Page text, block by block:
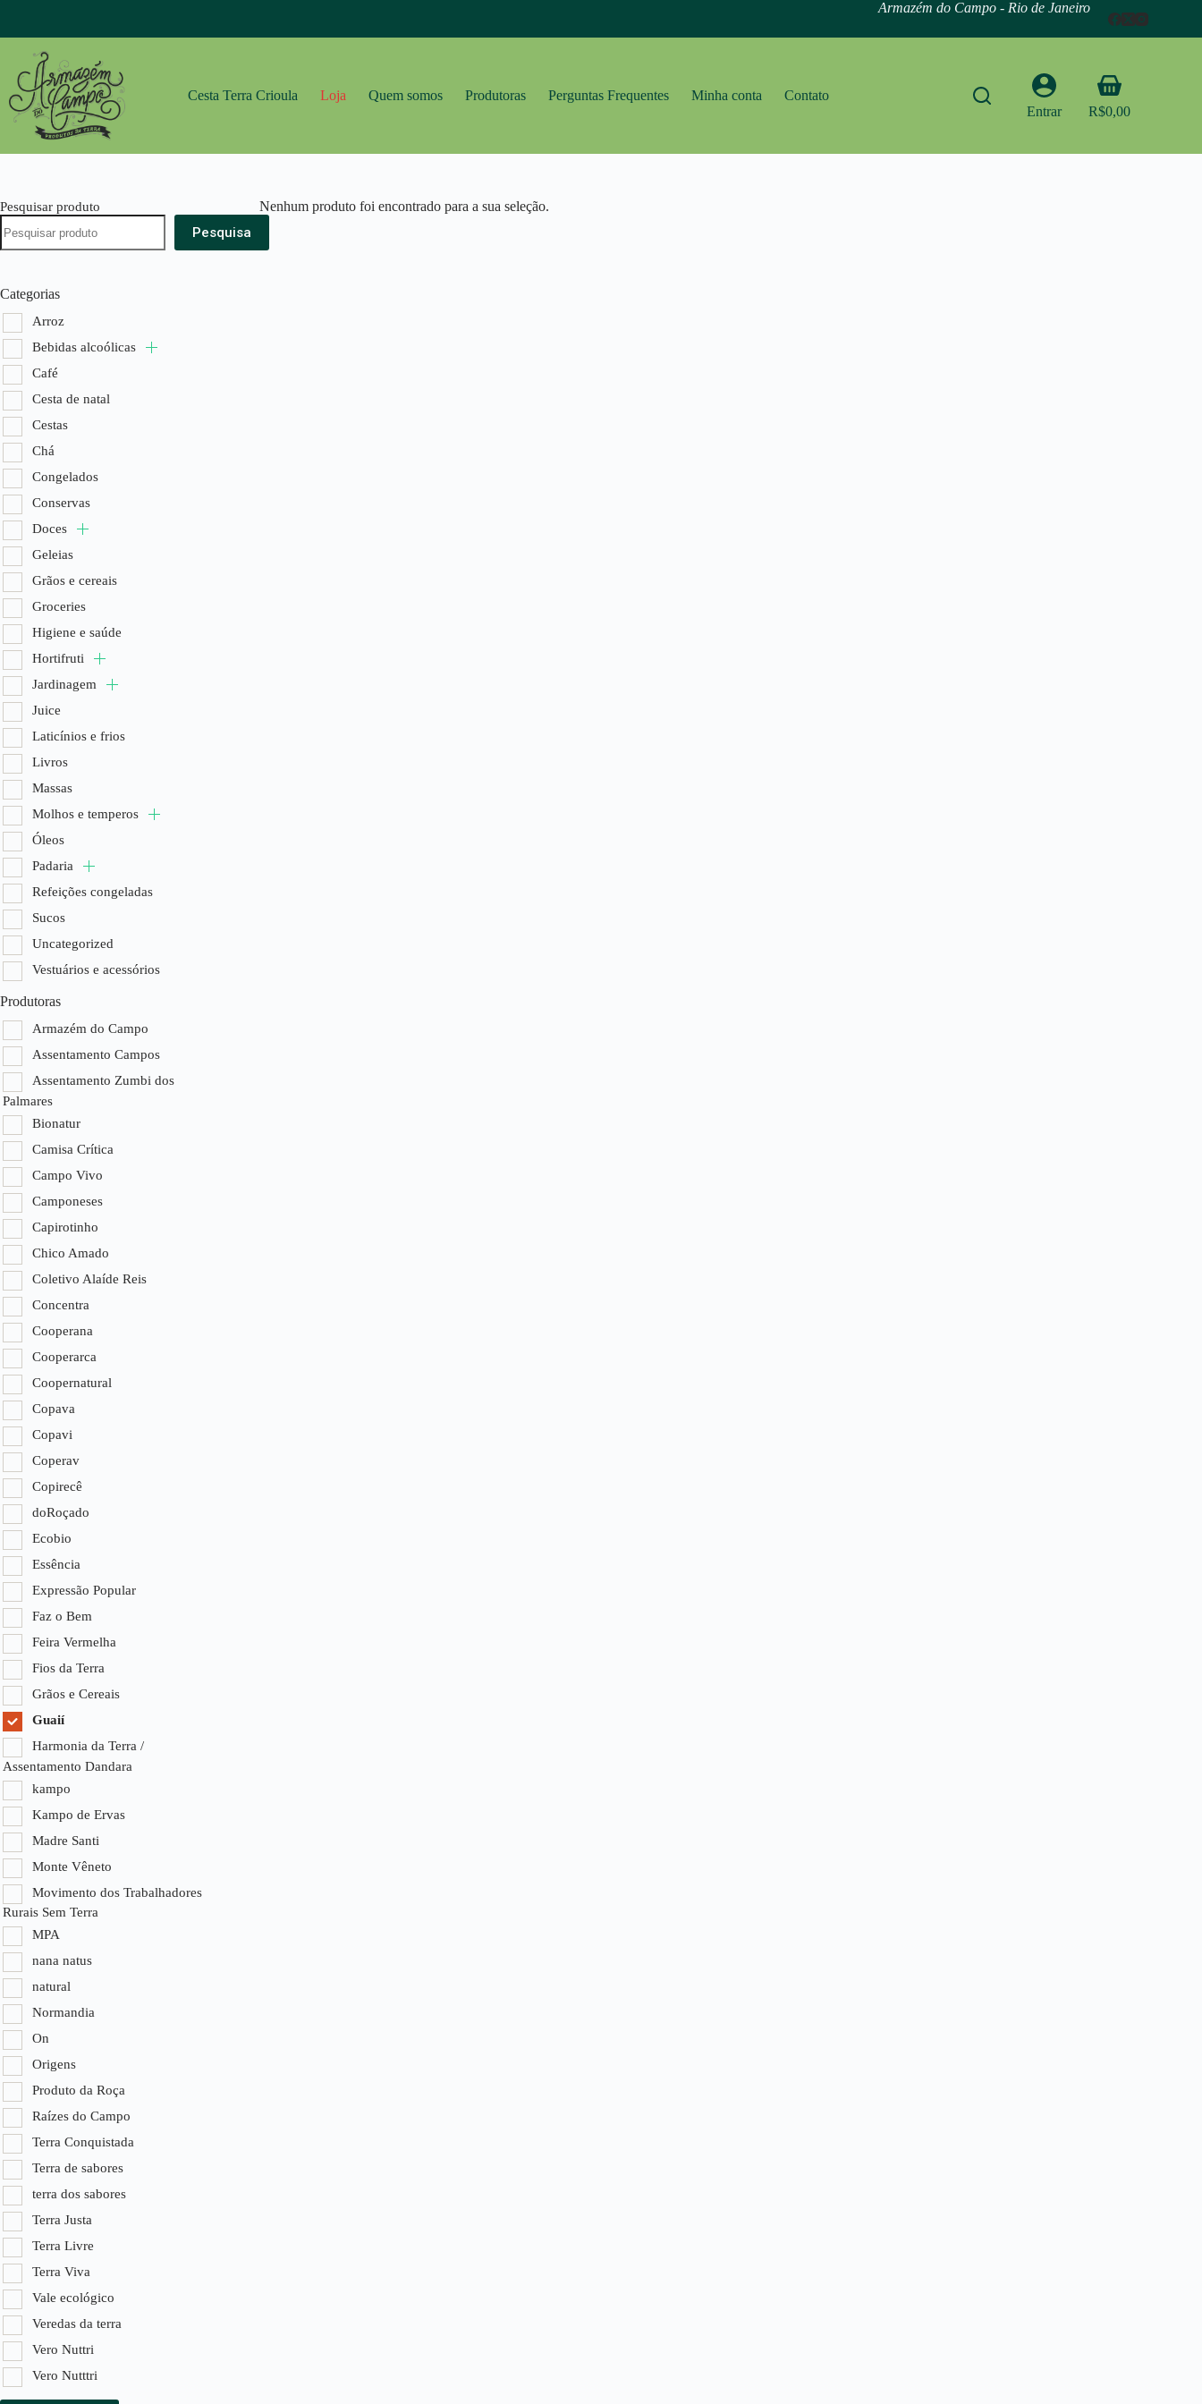
o
conteúdo
Armazém do Campo - Rio de Janeiro
Cesta Terra Crioula Loja Quem somos Produtoras Perguntas Frequentes Minha conta
Contato
Entrar
Carrinho
R$0,00
Nenhum produto foi encontrado para a sua seleção.
Pesquisar produto
Pesquisa
Categorias
Arroz
Bebidas alcoólicas
Café
Cesta de natal
Cestas
Chá
Congelados
Conservas
Doces
Geleias
Grãos e cereais
Groceries
Higiene e saúde
Hortifruti
Jardinagem
Juice
Laticínios e frios
Livros
Massas
Molhos e temperos
Óleos
Padaria
Refeições congeladas
Sucos
Uncategorized
Vestuários e acessórios
Produtoras
Armazém do Campo
Assentamento Campos
Assentamento Zumbi dos
Palmares
Bionatur
Camisa Crítica
Campo Vivo
Camponeses
Capirotinho
Chico Amado
Coletivo Alaíde Reis
Concentra
Cooperana
Cooperarca
Coopernatural
Copava
Copavi
Coperav
Copirecê
doRoçado
Ecobio
Essência
Expressão Popular
Faz o Bem
Feira Vermelha
Fios da Terra
Grãos e Cereais
Guaií
Harmonia da Terra /
Assentamento Dandara
kampo
Kampo de Ervas
Madre Santi
Monte Vêneto
Movimento dos Trabalhadores
Rurais Sem Terra
MPA
nana natus
natural
Normandia
On
Origens
Produto da Roça
Raízes do Campo
Terra Conquistada
Terra de sabores
terra dos sabores
Terra Justa
Terra Livre
Terra Viva
Vale ecológico
Veredas da terra
Vero Nuttri
Vero Nutttri